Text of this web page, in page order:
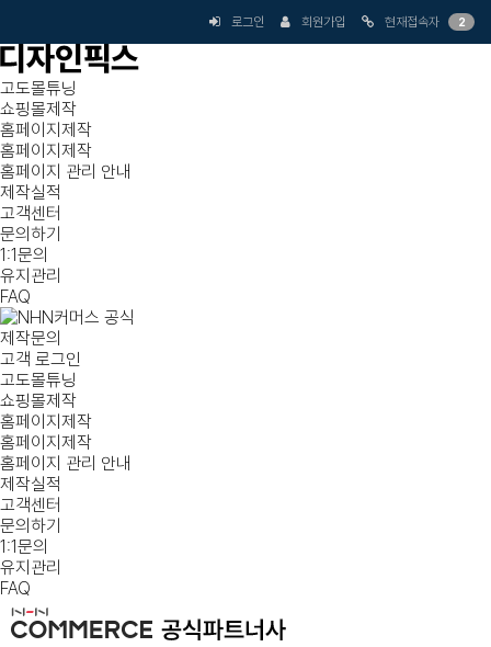
로그인 회원가입 현재접속자 2
고도몰튜닝
쇼핑몰제작
홈페이지제작
홈페이지제작
홈페이지 관리 안내
제작실적
고객센터
문의하기
1:1문의
유지관리
FAQ
제작문의
고객 로그인
고도몰튜닝
쇼핑몰제작
홈페이지제작
홈페이지제작
홈페이지 관리 안내
제작실적
고객센터
문의하기
1:1문의
유지관리
FAQ